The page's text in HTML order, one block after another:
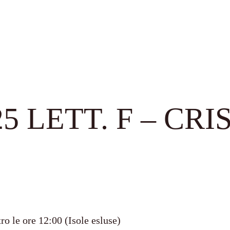
LETT. F –
le ore 12:00 (Isole esluse)